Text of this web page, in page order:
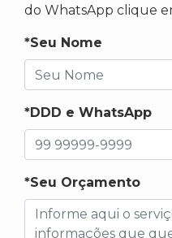
do WhatsApp clique
*Seu Nome
*DDD e WhatsApp
*Seu Orçamento